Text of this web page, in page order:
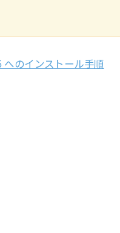
へのインストール手順